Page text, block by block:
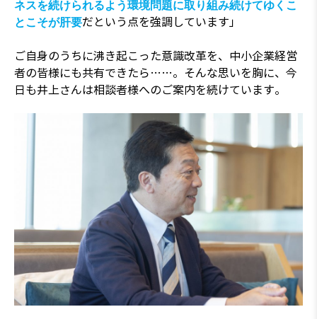
ネスを続けられるよう環境問題に取り組み続けてゆくこ
とこそが肝要だという点を強調しています」
ご自身のうちに沸き起こった意識改革を、中小企業経営
者の皆様にも共有できたら……。そんな思いを胸に、今
日も井上さんは相談者様へのご案内を続けています。